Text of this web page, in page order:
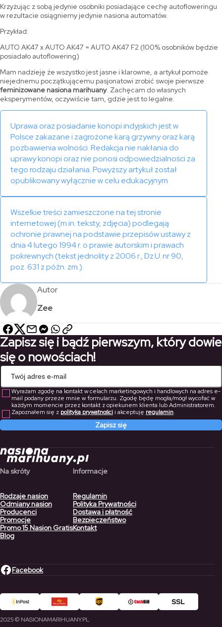
Krzyżując z sobą jedynie osobniki posiadające cechę autofloweringu
w rezultacie osiągniemy jedynie nasiona automatów.
Przykład:
AUTO AK47 x AUTO AK47 = AUTO AK47 F2 (100% osobników będzie
posiadało autoflowering)
Mam nadzieję że wszystko jest jasne i klarowne, a artykuł pomoże
niejednemu początkującemu pasjonatowi zrobić swoje pierwsze
feminizowane nasiona marihuany. Zachęcam do własnych
eksperymentów, oczywiście tam, gdzie jest to legalne.
Uprawa oraz posiadanie konopi indyjskich jest w
Polsce zakazane i zagrożone karą grzywny oraz karą
pozbawienia wolności. Redakcja nie nakłania do
uprawy konopi oraz nie ponosi odpowiedzialności za
tego rodzaju działania. Powyższy artykuł został
opublikowany wyłącznie w celu edukacyjnym
Wszelkie treści zamieszczone na tej stronie
internetowej (m.in. teksty, zdjęcia) podlegają
ochronie prawnej na podstawie przepisów ustawy z
dnia 4 lutego 1994 r. o prawie autorskim i prawach
pokrewnych (tekst jednolity z 2006 r., Dz.U. nr 90,
poz. 631 z późn. zm.).
Autor
Zee
Zapisz się i bądź pierwszym, który dowie
się o nowościach!
Wyrażam zgodę na kontakt w celach marketingowych i handlowych na adres e-
mail podany przeze mnie w formularzu. Zgodę będę mogła/mógł wycofać w
każdym momencie przez kontakt z opiekunem klienta lub Administratorem.
Zapoznałem się z polityką prywatnościi akceptuję regulamin.
Zapisz się
Na skróty
Rodzaje nasion
Odmiany nasion
Producenci
Promocje
Promo 15 Nasion Gratis
Blog
Informacje
Regulamin
Polityka Prywatności
Dostawa i płatność
Bezpieczeństwo
Kontakt
Facebook
2025 © NASIONAMARIHUANY.PL